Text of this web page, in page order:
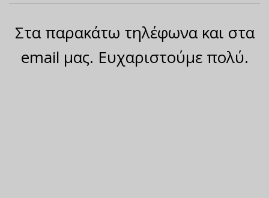
Στα παρακάτω τηλέφωνα και στα
email μας. Ευχαριστούμε πολύ.